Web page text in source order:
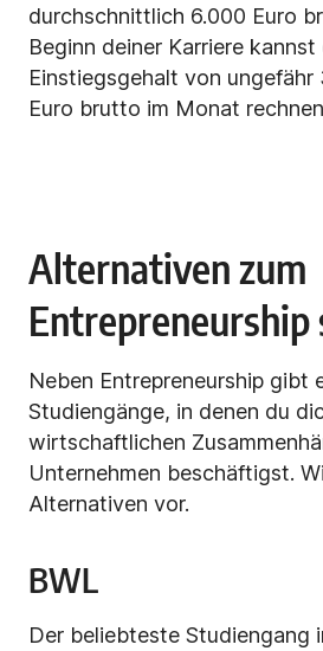
durchschnittlich 6.000 Euro
Beginn deiner Karriere
Einstiegsgehalt von ungefähr
Euro brutto im Monat
Alternativen zum
Entrepreneurship
Neben Entrepreneurship gibt
Studiengänge, in denen du
wirtschaftlichen
Unternehmen beschäftigst.
Alternativen vor.
BWL
Der beliebteste Studiengang